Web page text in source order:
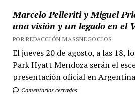
Marcelo Pelleriti y Miguel
una visión y un legado en el
POR REDACCIÓN MASSNEGOCIOS
El jueves 20 de agosto, a las 18,
Park Hyatt Mendoza serán el
presentación oficial en
Comentarios cerrados